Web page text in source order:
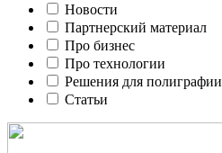
Новости
Партнерский материал
Про бизнес
Про технологии
Решения для полиграфии
Статьи